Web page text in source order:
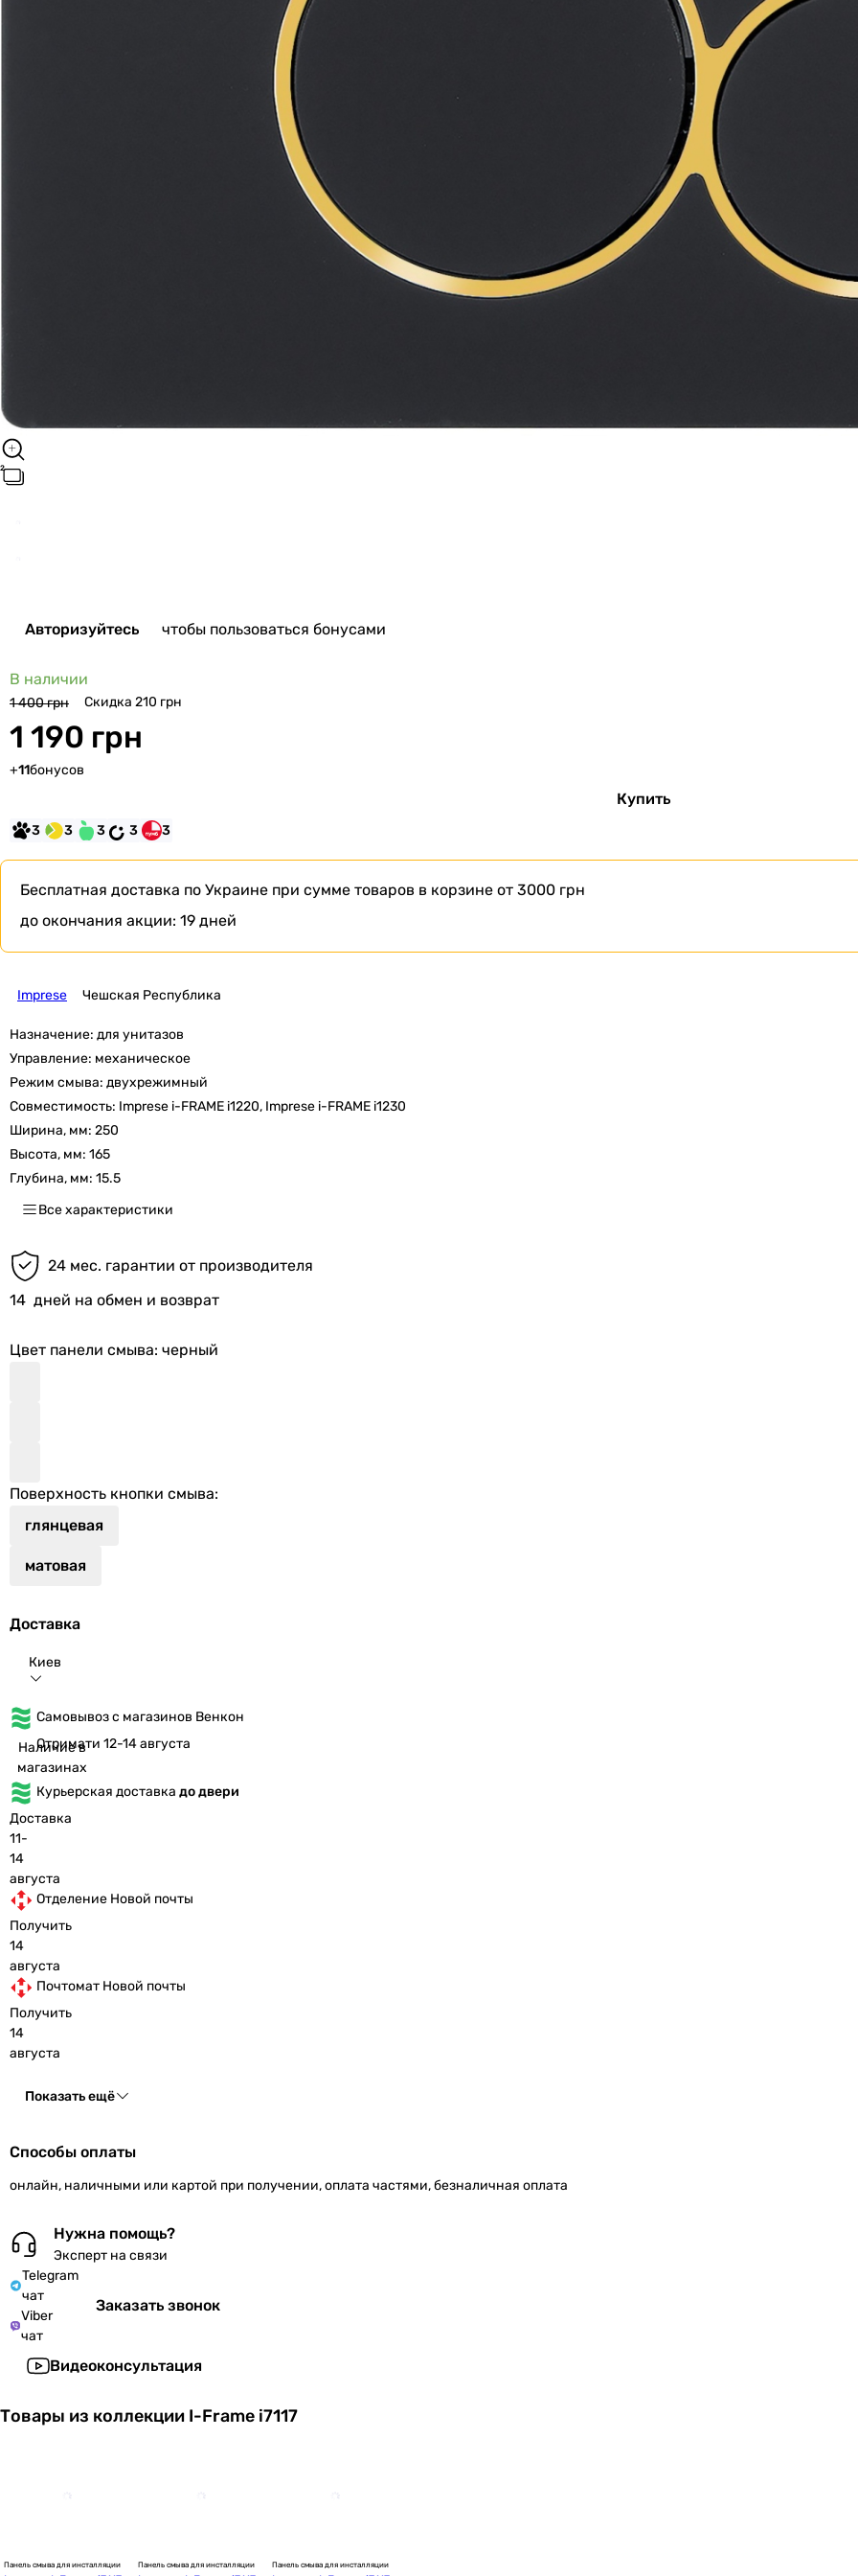
Авторизуйтесь чтобы пользоваться бонусами
В наличии
1 400 грн Скидка 210 грн
1 190 грн
+11бонусов
Купить
3 3 3 3 3
Бесплатная доставка по Украине при сумме товаров в корзине от 3000 грн
до окончания акции: 19 дней
Imprese Чешская Республика
Назначение: для унитазов
Управление: механическое
Режим смыва: двухрежимный
Совместимость: Imprese i-FRAME i1220, Imprese i-FRAME i1230
Ширина, мм: 250
Высота, мм: 165
Глубина, мм: 15.5
Все характеристики
24 мес. гарантии от производителя
14 дней на обмен и возврат
Цвет панели смыва: черный
Поверхность кнопки смыва:
глянцевая
матовая
Доставка
Киев
Самовывоз с магазинов Венкон
Наличие в
магазинах
Отримати 12-14 августа
Курьерская доставка до двери
Доставка
11-
14
августа
Отделение Новой почты
Получить
14
августа
Почтомат Новой почты
Получить
14
августа
Показать ещё
Способы оплаты
онлайн, наличными или картой при получении, оплата частями, безналичная оплата
Нужна помощь?
Эксперт на связи
Telegram
чат
Viber
чат
Заказать звонок
Видеоконсультация
Товары из коллекции I-Frame i7117
Панель смыва для инсталляции Панель смыва для инсталляции Панель смыва для инсталляции